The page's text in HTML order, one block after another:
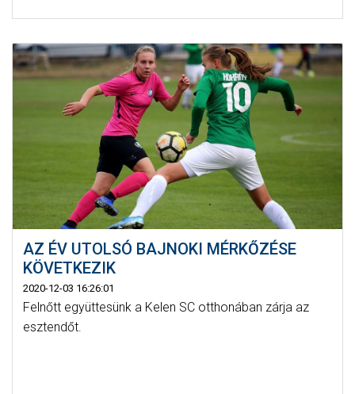
AZ ÉV UTOLSÓ BAJNOKI MÉRKŐZÉSE
KÖVETKEZIK
2020-12-03 16:26:01
Felnőtt együttesünk a Kelen SC otthonában zárja az
esztendőt.